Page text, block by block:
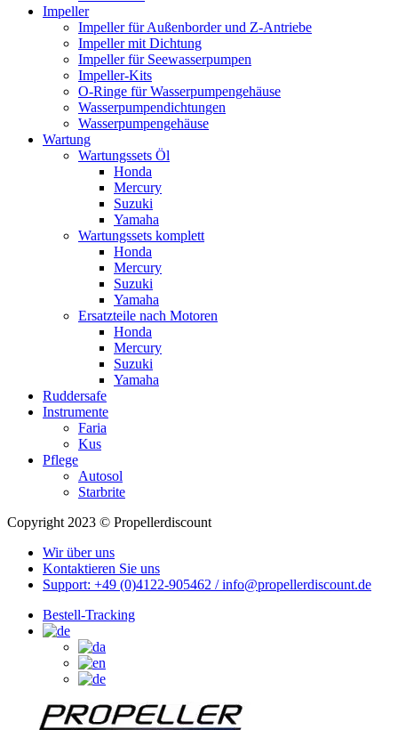
Impeller
Impeller für Außenborder und Z-Antriebe
Impeller mit Dichtung
Impeller für Seewasserpumpen
Impeller-Kits
O-Ringe für Wasserpumpengehäuse
Wasserpumpendichtungen
Wasserpumpengehäuse
Wartung
Wartungssets Öl
Honda
Mercury
Suzuki
Yamaha
Wartungssets komplett
Honda
Mercury
Suzuki
Yamaha
Ersatzteile nach Motoren
Honda
Mercury
Suzuki
Yamaha
Ruddersafe
Instrumente
Faria
Kus
Pflege
Autosol
Starbrite
Copyright 2023 © Propellerdiscount
Wir über uns
Kontaktieren Sie uns
Support: +49 (0)4122-905462 / info@propellerdiscount.de
Bestell-Tracking